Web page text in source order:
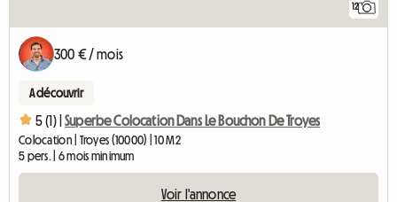
12
300 € / mois
A découvrir
5 (1) | Superbe Colocation Dans Le Bouchon De Troyes
Colocation | Troyes (10000) | 10 M2
5 pers. | 6 mois minimum
Voir l'annonce